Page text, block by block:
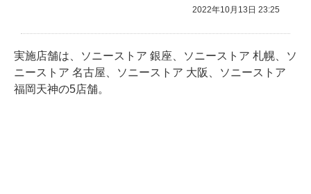
2022年10月13日 23:25
実施店舗は、ソニーストア 銀座、ソニーストア 札幌、ソ
ニーストア 名古屋、ソニーストア 大阪、ソニーストア
福岡天神の5店舗。